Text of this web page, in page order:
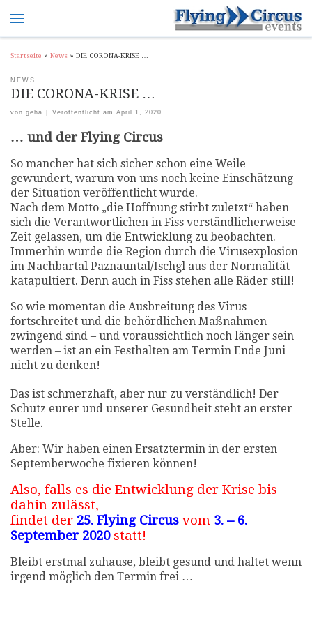
Startseite » News » DIE CORONA-KRISE …
NEWS
DIE CORONA-KRISE …
von geha Veröffentlicht am April 1, 2020
… und der Flying Circus
So mancher hat sich sicher schon eine Weile
gewundert, warum von uns noch keine Einschätzung
der Situation veröffentlicht wurde.
Nach dem Motto „die Hoffnung stirbt zuletzt“ haben
sich die Verantwortlichen in Fiss verständlicherweise
Zeit gelassen, um die Entwicklung zu beobachten.
Immerhin wurde die Region durch die Virusexplosion
im Nachbartal Paznauntal/Ischgl aus der Normalität
katapultiert. Denn auch in Fiss stehen alle Räder still!
So wie momentan die Ausbreitung des Virus
fortschreitet und die behördlichen Maßnahmen
zwingend sind – und voraussichtlich noch länger sein
werden – ist an ein Festhalten am Termin Ende Juni
nicht zu denken!
Das ist schmerzhaft, aber nur zu verständlich! Der
Schutz eurer und unserer Gesundheit steht an erster
Stelle.
Aber: Wir haben einen Ersatztermin in der ersten
Septemberwoche fixieren können!
Also, falls es die Entwicklung der Krise bis
dahin zulässt,
findet der 25. Flying Circus vom 3. – 6.
September 2020statt!
Bleibt erstmal zuhause, bleibt gesund und haltet wenn
irgend möglich den Termin frei …